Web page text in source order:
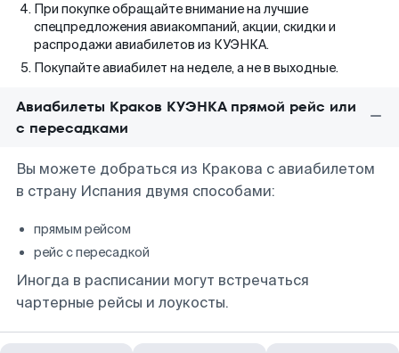
При покупке обращайте внимание на лучшие
спецпредложения авиакомпаний, акции, скидки и
распродажи авиабилетов из КУЭНКА.
Покупайте авиабилет на неделе, а не в выходные.
Авиабилеты Краков КУЭНКА прямой рейс или
с пересадками
Вы можете добраться из Кракова с авиабилетом
в страну Испания двумя способами:
прямым рейсом
рейс с пересадкой
Иногда в расписании могут встречаться
чартерные рейсы и лоукосты.